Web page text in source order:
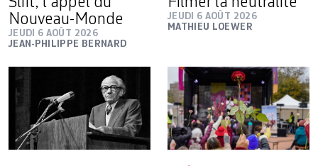
Nouveau-Monde
JEUDI 6 AOÛT 2026
JEAN-PHILIPPE BERNARD
JEUDI 6 AOÛT 2026
MATHIEU LOEWER